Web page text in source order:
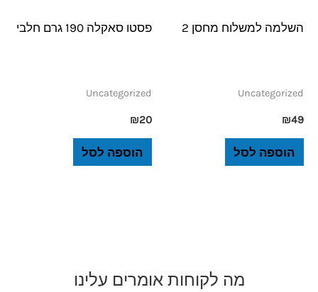
השלמה למשלוח מחסן 2
Uncategorized
₪49
הוספה לסל
פסטו סאקלה 190 גרם חלבי
Uncategorized
₪20
הוספה לסל
מה לקוחות אומרים עלינו